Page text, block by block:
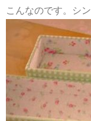
こんなのです。シ